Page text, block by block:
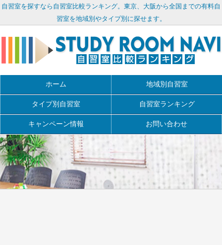
自習室を探すなら自習室比較ランキング。東京、大阪から全国までの有料自
習室を地域別やタイプ別に探せます。
ホーム 地域別自習室
タイプ別自習室 自習室ランキング
キャンペーン情報 お問い合わせ